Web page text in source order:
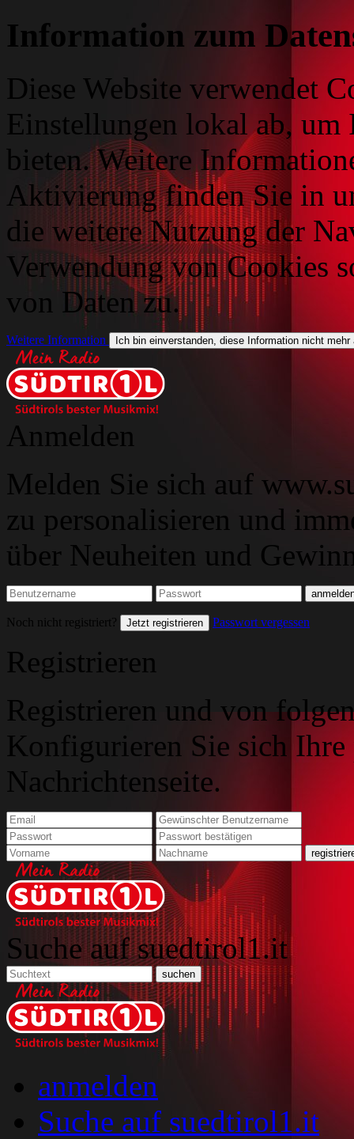
Information zum
Diese Website verwendet
Einstellungen lokal ab, um
bieten. Weitere
Aktivierung finden Sie in
die weitere Nutzung der
Verwendung von Cookies
von Daten zu.
Weitere Information Ich bin einverstanden, diese Information nicht mehr
Anmelden
Melden Sie sich auf
zu personalisieren und
über Neuheiten und
Noch nicht registriert? Jetzt registrieren Passwort vergessen
Registrieren
Registrieren und von
Konfigurieren Sie sich
Nachrichtenseite.
Suche auf suedtirol1.it
anmelden
Suche auf suedtirol1.it